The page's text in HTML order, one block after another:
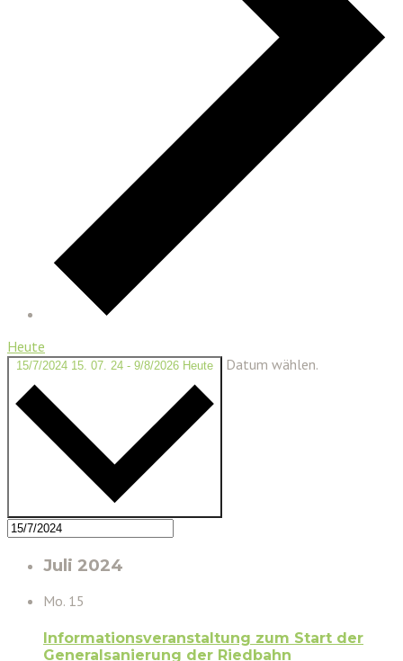
Heute
15/7/2024 15. 07. 24 - 9/8/2026 Heute Datum wählen.
Juli 2024
Mo. 15
Informationsveranstaltung zum Start der
Generalsanierung der Riedbahn